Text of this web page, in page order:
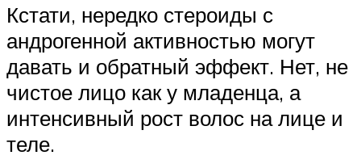
Кстати, нередко стероиды с
андрогенной активностью могут
давать и обратный эффект. Нет, не
чистое лицо как у младенца, а
интенсивный рост волос на лице и
теле.